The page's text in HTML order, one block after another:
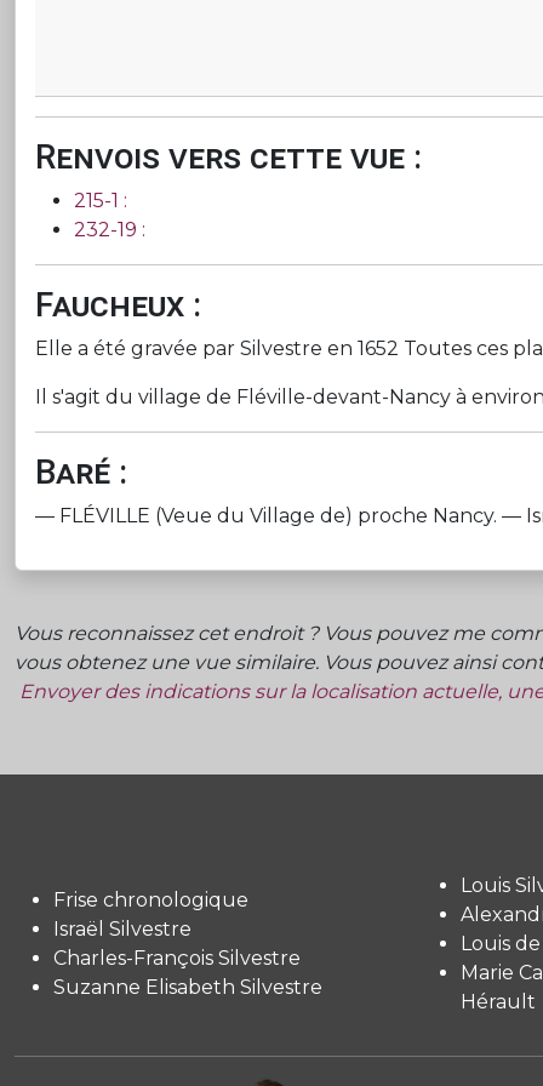
Renvois vers cette vue :
215-1 :
232-19 :
Faucheux :
Elle a été gravée par Silvestre en 1652 Toutes ces
Il s'agit du village de Fléville-devant-Nancy à
Baré :
— FLÉVILLE (Veue du Village de) proche Nancy. —
Vous reconnaissez cet endroit ? Vous pouvez me
vous obtenez une vue similaire. Vous pouvez ainsi
Envoyer des indications sur la localisation actuelle,
Frise chronologique
Israël Silvestre
Charles-François Silvestre
Suzanne Elisabeth Silvestre
Louis
Louis
Marie
Hérault